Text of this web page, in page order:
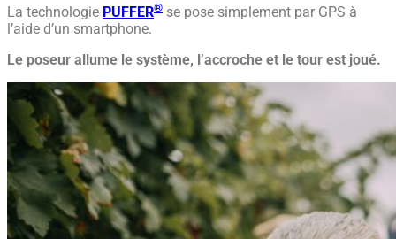
La technologie PUFFER® se pose simplement par GPS à
l’aide d’un smartphone.
Le poseur allume le système, l’accroche et le tour est joué.